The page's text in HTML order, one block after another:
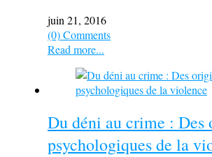
juin 21, 2016
(0) Comments
Read more...
Du déni au crime : Des
psychologiques de la